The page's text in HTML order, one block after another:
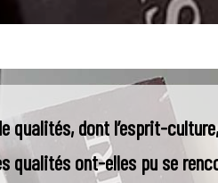
dont l’esprit-
qualités ont-elles pu se